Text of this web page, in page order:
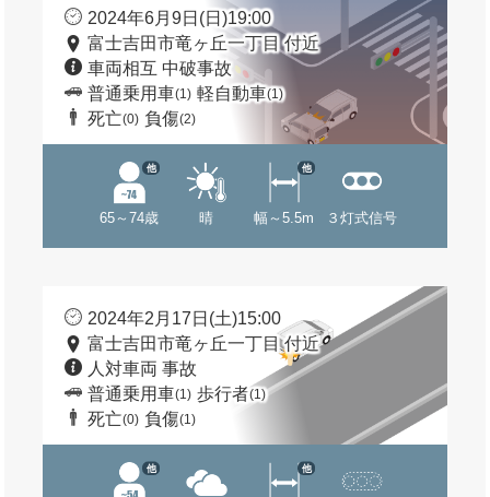
2024年6月9日(日)19:00
富士吉田市竜ヶ丘一丁目 付近
車両相互 中破事故
普通乗用車(1) 軽自動車(1)
死亡(0) 負傷(2)
65～74歳
他
晴 幅～5.5m
他
３灯式信号
2024年2月17日(土)15:00
富士吉田市竜ヶ丘一丁目 付近
人対車両 事故
普通乗用車(1) 歩行者(1)
死亡(0) 負傷(1)
他 他